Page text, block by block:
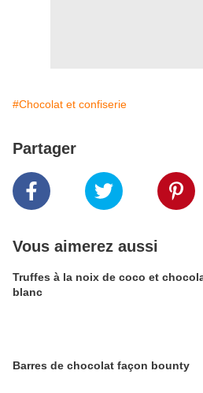
#Chocolat et confiserie
Partager
Vous aimerez aussi
Truffes à la noix de coco et
blanc
Barres de chocolat façon bounty